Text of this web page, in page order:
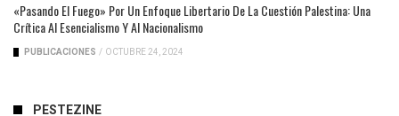
«Pasando El Fuego» Por Un Enfoque Libertario De La Cuestión Palestina: Una
Crítica Al Esencialismo Y Al Nacionalismo
PUBLICACIONES / OCTUBRE 24, 2024
PESTEZINE